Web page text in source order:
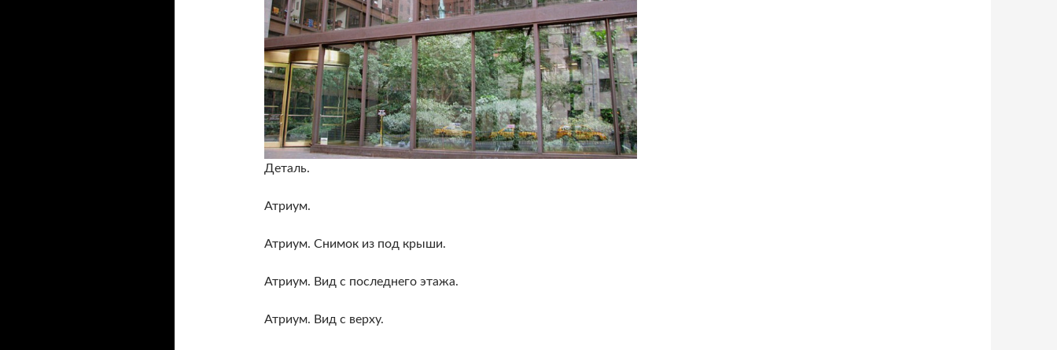
Деталь.
Атриум.
Атриум. Снимок из под крыши.
Атриум. Вид с последнего этажа.
Атриум. Вид с верху.